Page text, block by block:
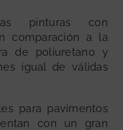
pinturas con
comparación a la
de poliuretano y
igual de válidas
para pavimentos
con un gran